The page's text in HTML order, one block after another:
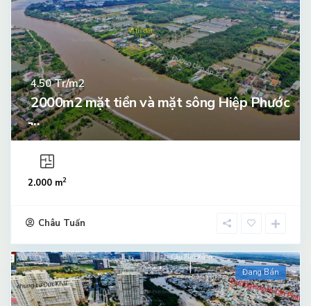
4.50Tr/m2
2000m2 mặt tiền và mặt sông Hiệp Phước
̵...
2.000 m2
Châu Tuấn
Đang Bán